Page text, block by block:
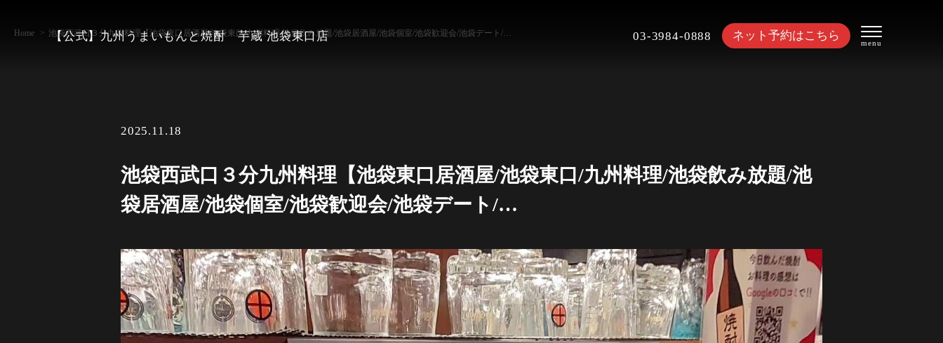
【公式】九州うまいもんと焼酎 芋蔵 池袋東口店 03-3984-0888 ネット予約はこちら
Home 池袋西武口３分九州料理【池袋東口居酒屋/池袋東口/九州料理/池袋飲み放題/池袋居酒屋/池袋個室/池袋歓迎会/池袋デート/…
2025.11.18
池袋西武口３分九州料理【池袋東口居酒屋/池袋東口/九州料理/池袋飲み放題/池
袋居酒屋/池袋個室/池袋歓迎会/池袋デート/…